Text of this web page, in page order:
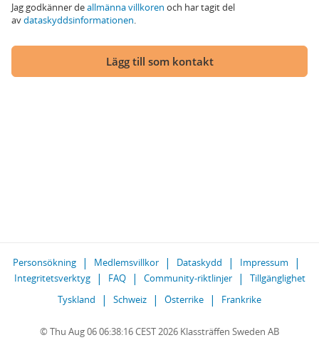
Jag godkänner deallmänna villkoren och har tagit del
avdataskyddsinformationen.
Lägg till som kontakt
Personsökning Medlemsvillkor Dataskydd
Impressum
Integritetsverktyg
FAQ Community-riktlinjer
Tillgänglighet
Tyskland
Schweiz Österrike Frankrike
© Thu Aug 06 06:38:16 CEST 2026 Klassträffen Sweden AB